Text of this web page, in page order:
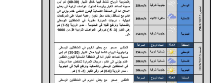
المرحلة الاعدادية
مواضيع انشاء
المرحلة الابتدائية
المرحلة المتوسطة